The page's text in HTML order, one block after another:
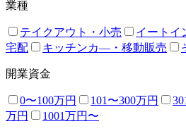
業種
テイクアウト・小売 イートイ
宅配
キッチンカ―・移動販売
開業資金
0〜100万円 101〜300万円
万円
1001万円〜